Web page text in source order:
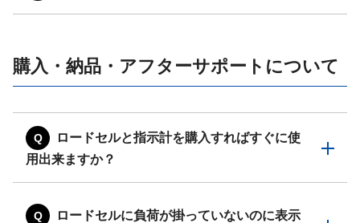
購入・納品・アフターサポートについて
ロードセルと指示計を購入すればすぐに使
用出来ますか？
ロードセルに負荷が掛っていないのに表示